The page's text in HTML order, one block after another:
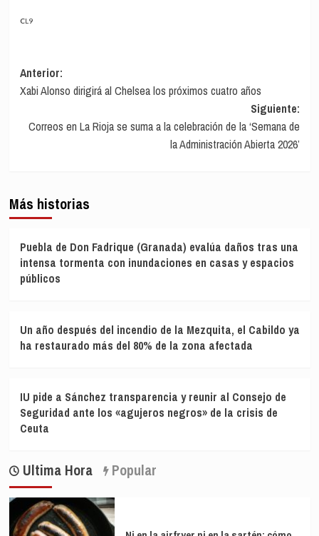
CL9
Navegación
de
entradas
Anterior:
Xabi Alonso dirigirá al Chelsea los próximos cuatro años
Siguiente:
Correos en La Rioja se suma a la celebración de la ‘Semana de
la Administración Abierta 2026’
Más historias
Puebla de Don Fadrique (Granada) evalúa daños tras una
intensa tormenta con inundaciones en casas y espacios
públicos
Un año después del incendio de la Mezquita, el Cabildo ya
ha restaurado más del 80% de la zona afectada
IU pide a Sánchez transparencia y reunir al Consejo de
Seguridad ante los «agujeros negros» de la crisis de
Ceuta
Ultima Hora Popular